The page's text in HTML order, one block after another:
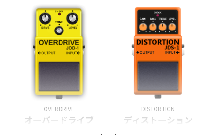
OVERDRIVE
オーバードライブ
DISTORTION
ディストーション